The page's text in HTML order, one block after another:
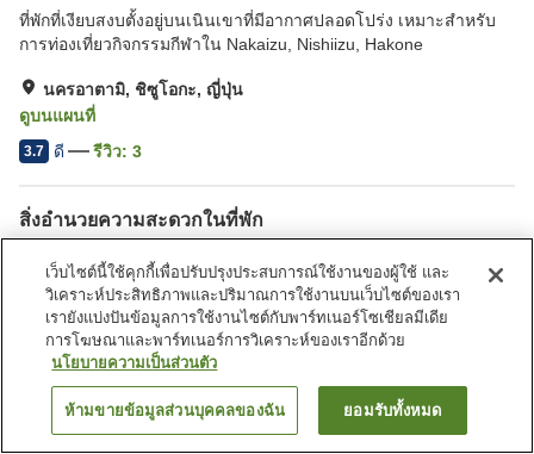
ที่พักที่เงียบสงบตั้งอยู่บนเนินเขาที่มีอากาศปลอดโปร่ง เหมาะสำหรับ
การท่องเที่ยวกิจกรรมกีฬาใน Nakaizu, Nishiizu, Hakone
นครอาตามิ, ชิซูโอกะ, ญี่ปุ่น
ดูบนแผนที่
3.7 ดี รีวิว: 3
สิ่งอำนวยความสะดวกในที่พัก
ร้อน)
บริการส่งสินค้า
บริการโทรปลุก
หน้าแรก ญี่ปุ่น ชิซูโอกะ
ค้นหาห้องพัก
เว็บไซต์นี้ใช้คุกกี้เพื่อปรับปรุงประสบการณ์ใช้งานของผู้ใช้ และ
วิเคราะห์ประสิทธิภาพและปริมาณการใช้งานบนเว็บไซต์ของเรา
เรายังแบ่งปันข้อมูลการใช้งานไซต์กับพาร์ทเนอร์โซเชียลมีเดีย
การโฆษณาและพาร์ทเนอร์การวิเคราะห์ของเราอีกด้วย
นโยบายความเป็นส่วนตัว
ห้ามขายข้อมูลส่วนบุคคลของฉัน ยอมรับทั้งหมด